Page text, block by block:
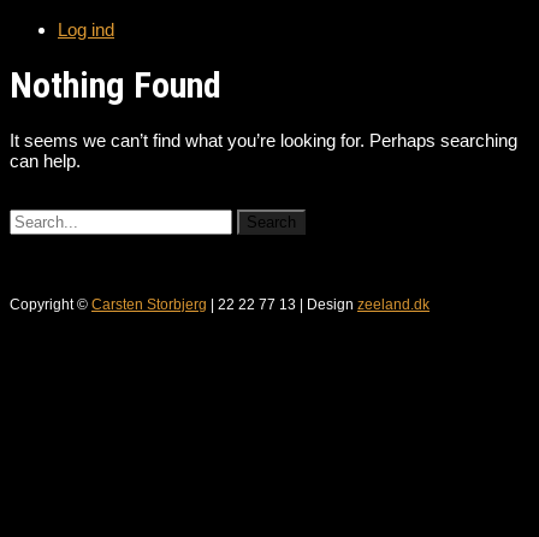
Log ind
Nothing Found
It seems we can’t find what you’re looking for. Perhaps searching
can help.
Copyright © Carsten Storbjerg | 22 22 77 13 | Design zeeland.dk